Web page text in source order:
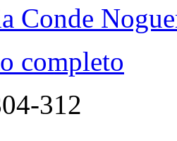
Conde
completo
312